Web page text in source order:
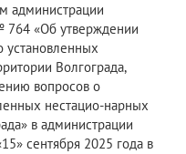
администрации
764 «Об утверждении
установленных
Волгограда,
вопросов о
нестацио-нарных
в администрации
сентября 2025 года в